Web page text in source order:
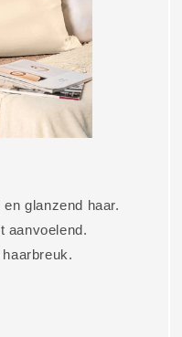
glanzend haar.
aanvoelend.